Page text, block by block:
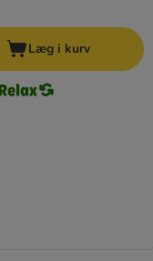
Læg i kurv